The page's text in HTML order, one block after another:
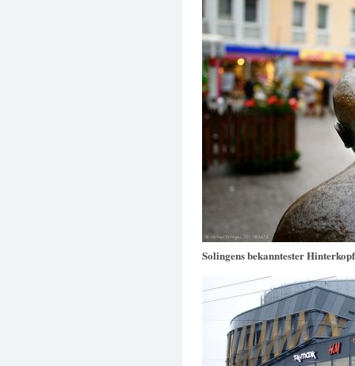
Solingens bekanntester